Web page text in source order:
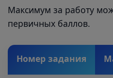
Максимум за работу
первичных баллов.
Номер задания